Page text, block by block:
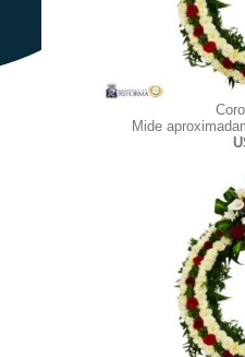
Mide